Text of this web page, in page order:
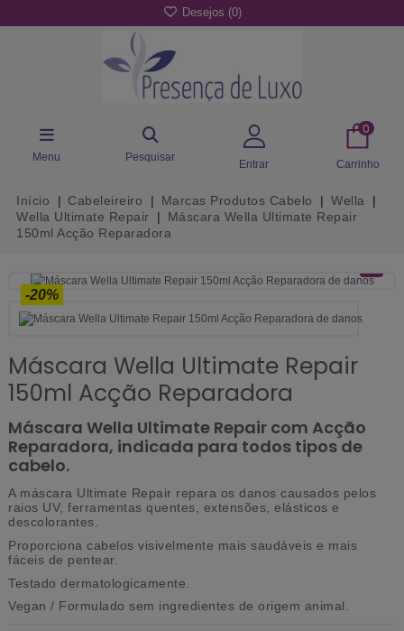
Desejos (0)
Menu Pesquisar
Entrar
0
Carrinho
Início Cabeleireiro Marcas Produtos Cabelo
Wella
Wella Ultimate Repair
Máscara Wella Ultimate Repair
150ml Acção Reparadora
-20%
Máscara Wella Ultimate Repair
150ml Acção Reparadora
Máscara Wella Ultimate Repair com Acção
Reparadora, indicada para todos tipos de
cabelo.
A máscara Ultimate Repair repara os danos causados ​​pelos
raios UV, ferramentas quentes, extensões, elásticos e
descolorantes.
Proporciona cabelos visivelmente mais saudáveis e mais
fáceis de pentear.
Testado dermatologicamente.
Vegan / Formulado sem ingredientes de origem animal.